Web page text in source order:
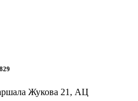
Жукова 21, АЦ